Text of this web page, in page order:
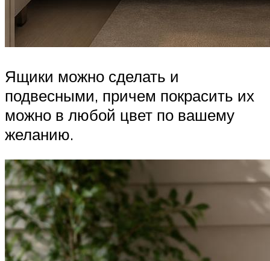
Ящики можно сделать и
подвесными, причем покрасить их
можно в любой цвет по вашему
желанию.